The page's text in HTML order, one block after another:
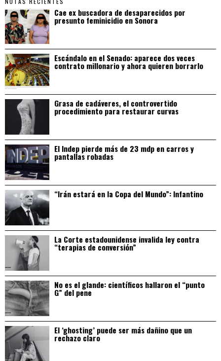
Cae ex buscadora de desaparecidos por
presunto feminicidio en Sonora
Escándalo en el Senado: aparece dos veces
contrato millonario y ahora quieren borrarlo
Grasa de cadáveres, el controvertido
procedimiento para restaurar curvas
El Indep pierde más de 23 mdp en carros y
pantallas robadas
“Irán estará en la Copa del Mundo”: Infantino
La Corte estadounidense invalida ley contra
“terapias de conversión”
No es el glande: científicos hallaron el “punto
G” del pene
El ‘ghosting’ puede ser más dañino que un
rechazo claro